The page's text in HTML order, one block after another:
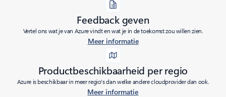
Feedback geven
Vertel ons wat je van Azure vindt en wat je in de toekomst zou willen zien.
Meer informatie
Productbeschikbaarheid per regio
Azure is beschikbaar in meer regio's dan welke andere cloudprovider dan ook.
Meer informatie